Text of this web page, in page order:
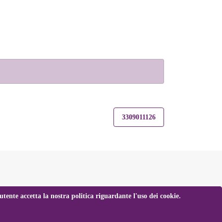
3309011126
accetta la nostra politica riguardante l'uso dei cookie.